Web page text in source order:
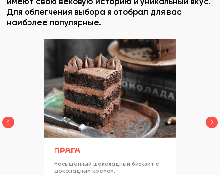
ПРАГА
Насыщенный шоколадный бисквит с
шоколадным кремом.